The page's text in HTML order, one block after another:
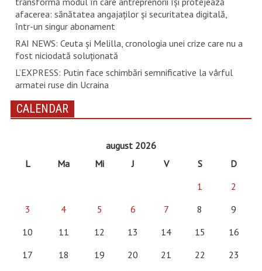
afacerea: sănătatea angajaților și securitatea digitală,
într-un singur abonament
RAI NEWS: Ceuta și Melilla, cronologia unei crize care nu a
fost niciodată soluționată
L’EXPRESS: Putin face schimbări semnificative la vârful
armatei ruse din Ucraina
CALENDAR
august 2026
L
Ma Mi J V S
D
1
2
3
4 5 6 7 8
9
10
11 12 13 14 15
16
17
18 19 20 21 22
23